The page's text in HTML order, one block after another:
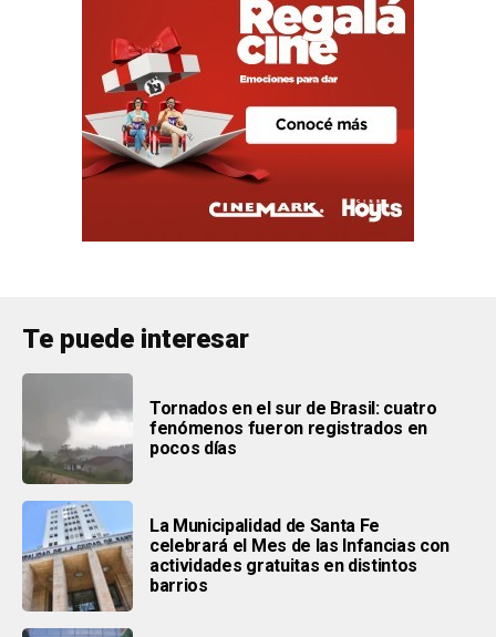
Te puede interesar
Tornados en el sur de Brasil: cuatro
fenómenos fueron registrados en
pocos días
La Municipalidad de Santa Fe
celebrará el Mes de las Infancias con
actividades gratuitas en distintos
barrios